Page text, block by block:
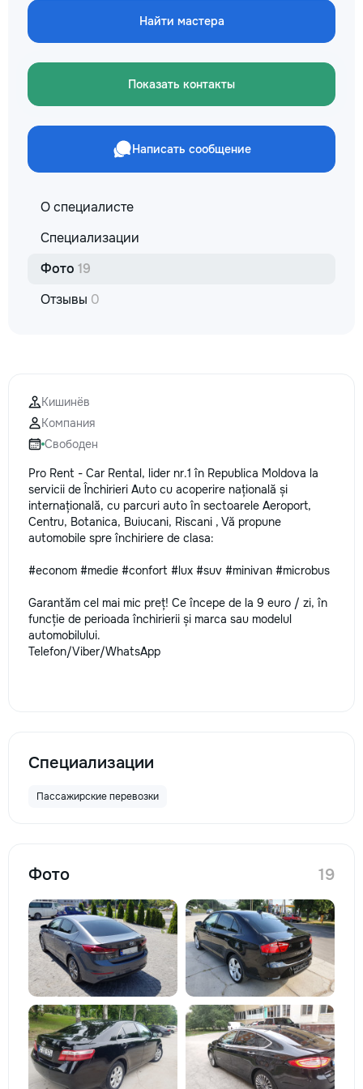
не включается? Не спешите
покупать новую! Спасем ваш
бюджет.
✔ Обучение
Найти мастера
Показать контакты
Написать сообщение
О специалисте
Специализации
Фото 19
Отзывы 0
Кишинёв
Компания
Свободен
Pro Rent - Car Rental, lider nr.1 în Republica Moldova la
servicii de Închirieri Auto cu acoperire națională și
internațională, cu parcuri auto în sectoarele Aeroport,
Centru, Botanica, Buiucani, Riscani , Vă propune
automobile spre închiriere de clasa:
#econom #medie #confort #lux #suv #minivan #microbus
Garantăm cel mai mic preț! Ce începe de la 9 euro / zi, în
funcție de perioada închirierii și marca sau modelul
automobilului.
Telefon/Viber/WhatsApp
Специализации
Пассажирские перевозки
Фото 19